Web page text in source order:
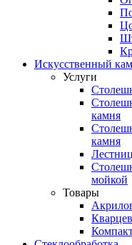
Искусственный
Услуги
камня
камня
мойкой
Товары